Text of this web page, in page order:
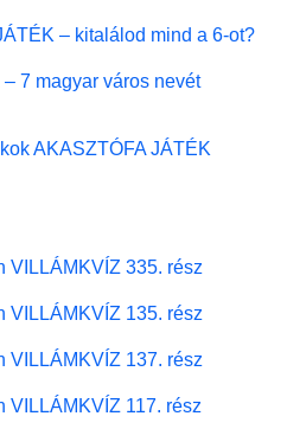
– kitalálod mind a 6-ot?
7 magyar város nevét
AKASZTÓFA JÁTÉK
VILLÁMKVÍZ 335. rész
VILLÁMKVÍZ 135. rész
VILLÁMKVÍZ 137. rész
VILLÁMKVÍZ 117. rész